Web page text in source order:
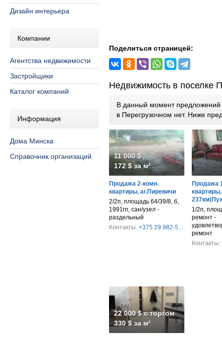
Дизайн интерьера
Компании
Агентства недвижимости
Застройщики
Каталог компаний
Информация
Дома Минска
Справочник организаций
Поделиться страницей:
Недвижимость в поселке
В данный момент предложений
в Перегрузочном нет. Ниже
11 000 $
172 $ за м²
Продажа 2-комн.
квартиры, аг.Пиревичи
2/2п, площадь 64/39/8, б,
1991гп, сан/узел -
раздельный
Контакты: +375 29 982-5...
Продажа
1/2п,
ремонт -
ремонт
Контакты:
22 000 $ с торгом
330 $ за м²